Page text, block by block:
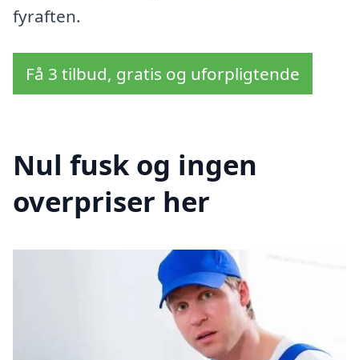
fyraften.
Få 3 tilbud, gratis og uforpligtende
Nul fusk og ingen
overpriser her